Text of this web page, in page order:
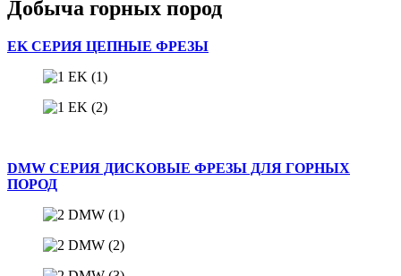
Добыча горных пород
EK СЕРИЯ ЦЕПНЫЕ ФРЕЗЫ
DMW СЕРИЯ ДИСКОВЫЕ ФРЕЗЫ ДЛЯ ГОРНЫХ
ПОРОД